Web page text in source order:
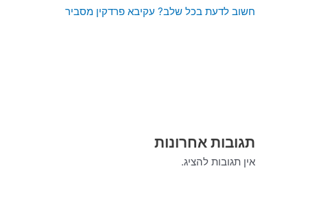
חשוב לדעת בכל שלב? עקיבא פרדקין מסביר
תגובות אחרונות
אין תגובות להציג.